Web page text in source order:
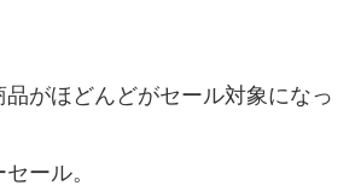
がほどんどがセール対象になっ
ール。